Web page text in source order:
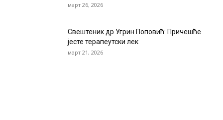
март 26, 2026
Свештеник др Угрин Поповић: Причешће
јесте терапеутски лек
март 21, 2026